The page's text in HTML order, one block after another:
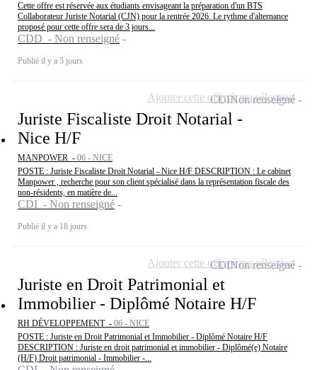
Cette offre est réservée aux étudiants envisageant la préparation d'un BTS
Collaborateur Juriste Notarial (CJN) pour la rentrée 2026. Le rythme d'alternance
proposé pour cette offre sera de 3 jours...
CDD - Non renseigné
Publié il y a 5 jours
Juriste Fiscaliste Droit Notarial -
Nice H/F
MANPOWER - 06 - NICE
POSTE : Juriste Fiscaliste Droit Notarial - Nice H/F DESCRIPTION : Le cabinet
Manpower , recherche pour son client spécialisé dans la représentation fiscale des
non-résidents, en matière de...
CDI - Non renseigné
Publié il y a 18 jours
CDINon renseigné
Ajouter cette offre à ma sélection
Juriste en Droit Patrimonial et
Immobilier - Diplômé Notaire H/F
RH DÉVELOPPEMENT - 06 - NICE
POSTE : Juriste en Droit Patrimonial et Immobilier - Diplômé Notaire H/F
DESCRIPTION : Juriste en droit patrimonial et immobilier - Diplômé(e) Notaire
(H/F) Droit patrimonial - Immobilier -...
CDINon renseigné
Ajouter cette offre à ma sélection